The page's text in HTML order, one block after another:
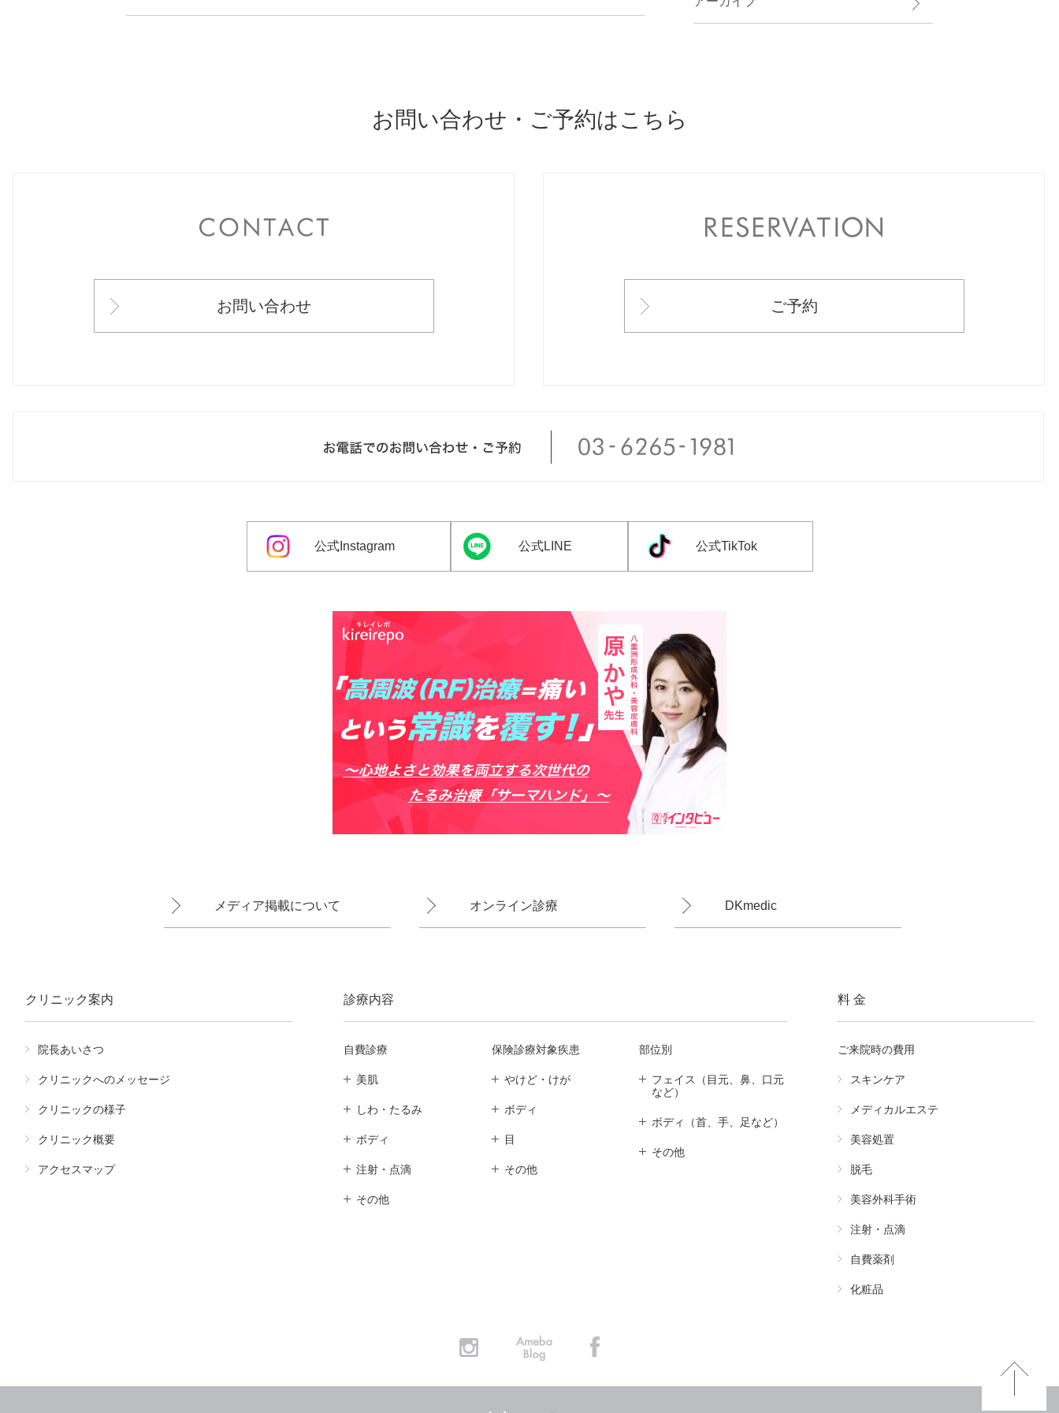
お問い合わせ・ご予約はこちら
お問い合わせ ご予約
公式Instagram 公式LINE 公式TikTok
メディア掲載について オンライン診療 DKmedic
クリニック案内
院長あいさつ
クリニックへのメッセージ
クリニックの様子
クリニック概要
アクセスマップ
診療内容
自費診療
美肌
しわ・たるみ
ボディ
注射・点滴
その他
保険診療対象疾患
やけど・けが
ボディ
目
その他
部位別
フェイス（目元、鼻、口元
など）
ボディ（首、手、足など）
その他
料 金
ご来院時の費用
スキンケア
メディカルエステ
美容処置
脱毛
美容外科手術
注射・点滴
自費薬剤
化粧品